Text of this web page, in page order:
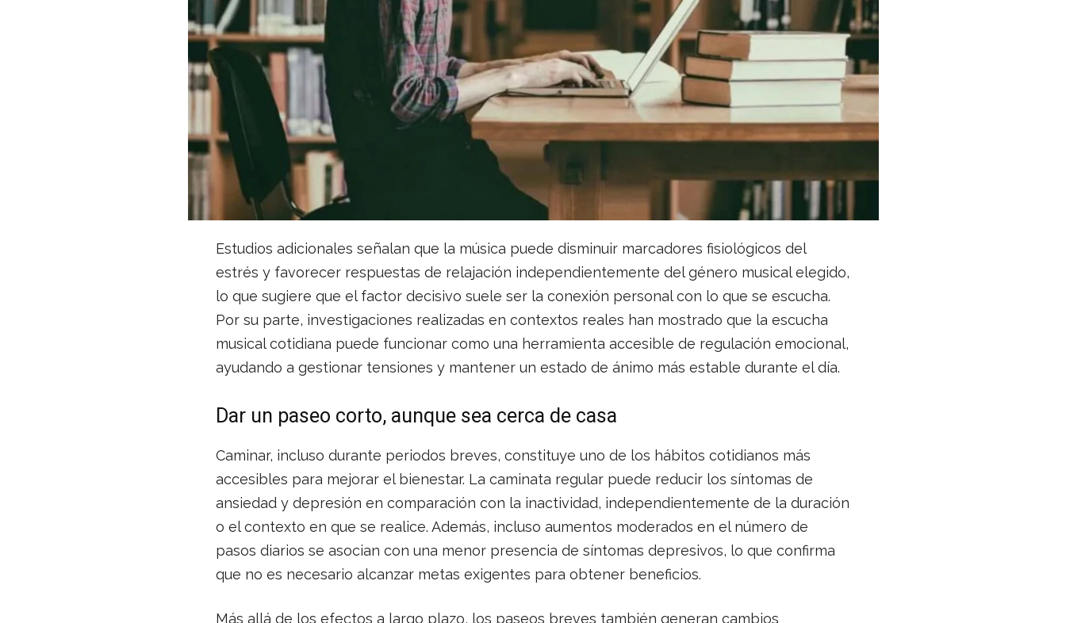
Estudios adicionales señalan que la música puede disminuir marcadores fisiológicos del
estrés y favorecer respuestas de relajación independientemente del género musical elegido,
lo que sugiere que el factor decisivo suele ser la conexión personal con lo que se escucha.
Por su parte, investigaciones realizadas en contextos reales han mostrado que la escucha
musical cotidiana puede funcionar como una herramienta accesible de regulación emocional,
ayudando a gestionar tensiones y mantener un estado de ánimo más estable durante el día.
Dar un paseo corto, aunque sea cerca de casa
Caminar, incluso durante periodos breves, constituye uno de los hábitos cotidianos más
accesibles para mejorar el bienestar. La caminata regular puede reducir los síntomas de
ansiedad y depresión en comparación con la inactividad, independientemente de la duración
o el contexto en que se realice. Además, incluso aumentos moderados en el número de
pasos diarios se asocian con una menor presencia de síntomas depresivos, lo que confirma
que no es necesario alcanzar metas exigentes para obtener beneficios.
Más allá de los efectos a largo plazo, los paseos breves también generan cambios